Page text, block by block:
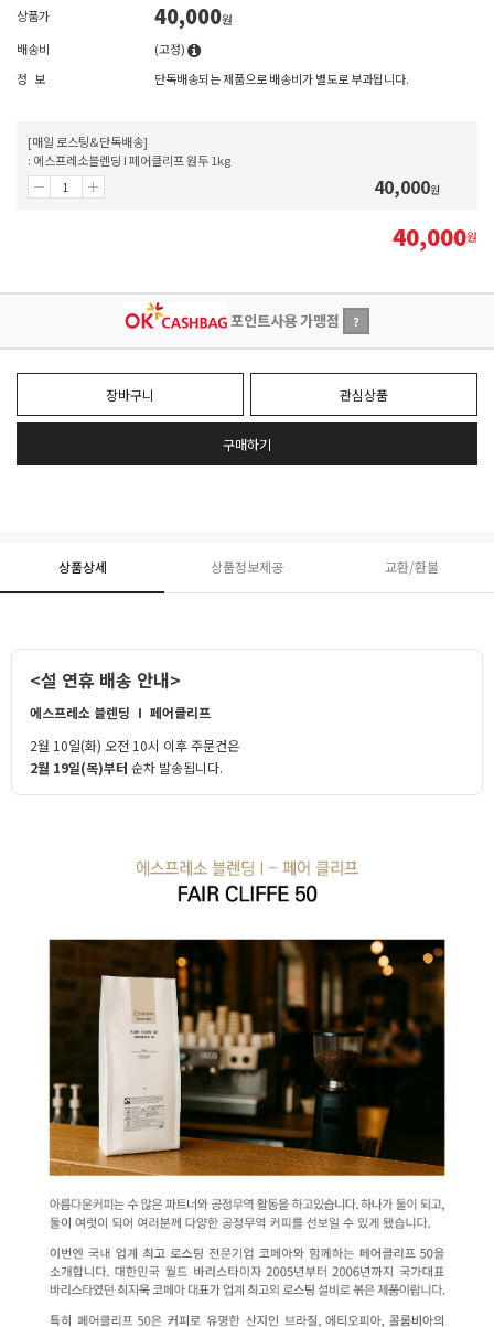
상품가 40,000원
배송비
(고정)
정 보
단독배송되는 제품으로 배송비가 별도로 부과됩니다.
[매일 로스팅&단독배송]
: 에스프레소블렌딩 I 페어클리프 원두 1kg
40,000원
40,000원
포인트사용 가맹점 ?
장바구니 관심상품
구매하기
상품상세 상품정보제공 교환/환불
<설 연휴 배송 안내>
에스프레소 블렌딩 Ⅰ 페어클리프
2월 10일(화) 오전 10시 이후 주문건은
2월 19일(목)부터 순차 발송됩니다.